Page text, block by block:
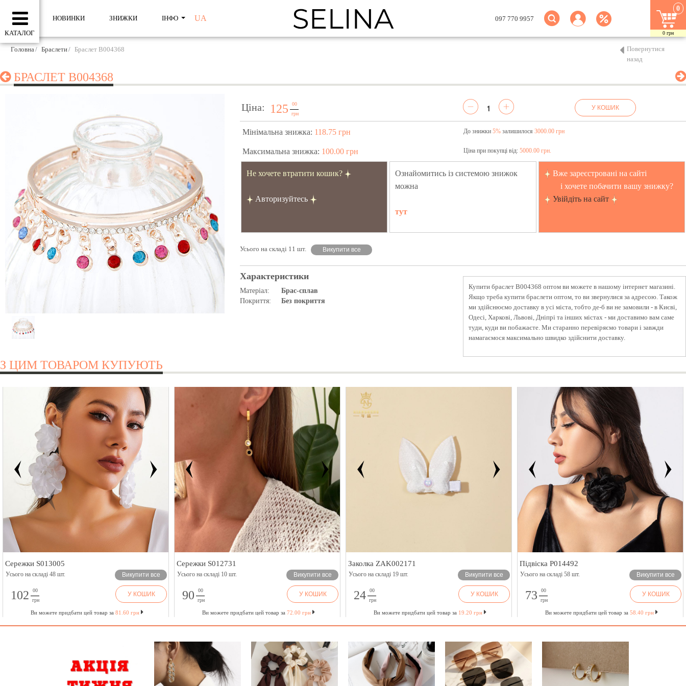
КАТАЛОГ
НОВИНКИ ЗНИЖКИ ІНФО UA 097 770 9957
0
0 грн
Головна Браслети Браслет B004368
Повернутися
назад
БРАСЛЕТ B004368
Ціна: 125
00
грн
У КОШИК
Мінімальна знижка: 118.75 грн До знижки 5%залишилося 3000.00 грн
Максимальна знижка: 100.00 грн Ціна при покупці від: 5000.00 грн.
Не хочете втратити кошик?
Авторизуйтесь
Ознайомитись із системою знижок
можна
тут
Вже зареєстровані на сайті
і хочете побачити вашу знижку?
Увійдіть на сайт
Усього на складі 11 шт. Викупити все
Характеристики
Матеріал:
Брас-сплав
Покриття:
Без покриття
Купити браслет B004368 оптом ви можете в нашому інтернет магазині.
Якщо треба купити браслети оптом, то ви звернулися за адресою. Також
ми здійснюємо доставку в усі міста, тобто де-б ви не замовили - в Києві,
Одесі, Харкові, Львові, Дніпрі та інших містах - ми доставимо вам саме
туди, куди ви побажаєте. Ми старанно перевіряємо товари і завжди
намагаємося максимально швидко здійснити доставку.
З ЦИМ ТОВАРОМ КУПУЮТЬ
Сережки S013005
Усього на складі 48 шт. Викупити все
102
00
грн
У КОШИК
Ви можете придбати цей товар за 81.60 грн
Сережки S012731
Усього на складі 10 шт. Викупити все
90
00
грн
У КОШИК
Ви можете придбати цей товар за 72.00 грн
Заколка ZAK002171
Усього на складі 19 шт. Викупити все
24
00
грн
У КОШИК
Ви можете придбати цей товар за 19.20 грн
Підвіска P014492
Усього на складі 58 шт. Викупити все
73
00
грн
У КОШИК
Ви можете придбати цей товар за 58.40 грн